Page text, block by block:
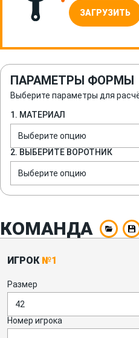
ЗАГРУЗИТЬ
ПАРАМЕТРЫ ФОРМЫ
Выберите параметры для
1. МАТЕРИАЛ
Выберите опцию
2. ВЫБЕРИТЕ ВОРОТНИК
Выберите опцию
КОМАНДА
ИГРОК №1
Размер
42
Номер игрока